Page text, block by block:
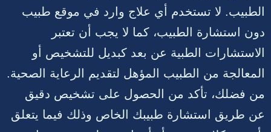
الطبيب. لا تستخدم أي علاج وارد في موقع طبيب
دون استشارة الطبيب، كما لا يجب أن تعتبر
الاستشارات الطبية عن بعد كبديل للتشخيص أو
المعالجة من الطبيب المؤهل لتقديم الرعاية الصحية.
من فضلك، تأكد من الحصول على تشخيص دقيق
عن طريق استشارة طبيبك الخاص وذلك فيما يتعلق